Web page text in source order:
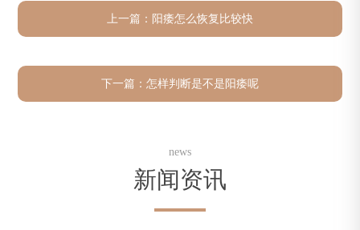
上一篇： 阳痿怎么恢复比较快
下一篇： 怎样判断是不是阳痿呢
news
新闻资讯